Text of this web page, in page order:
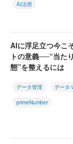
AI活用
AIに浮足立つ今こ
トの意義──“当た
態”を整えるには
データ管理 データ
primeNumber